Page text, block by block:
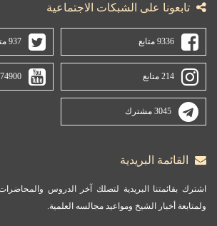
تابعونا على الشبكات الاجتماعية
9336 متابع 937 متابع
214 متابع 74900 مشترك
3045 مشترك
القائمة البريدية
اشترك بقائمتنا البريدية لتصلك آخر الدروس والمحاضرات
ولمتابعة أخبار الشيخ ومواعيد مجالسه العلمية.